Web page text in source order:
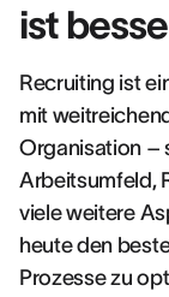
ist
Recruiting ist
mit
Organisation –
Arbeitsumfeld,
viele weitere
heute den
Prozesse zu